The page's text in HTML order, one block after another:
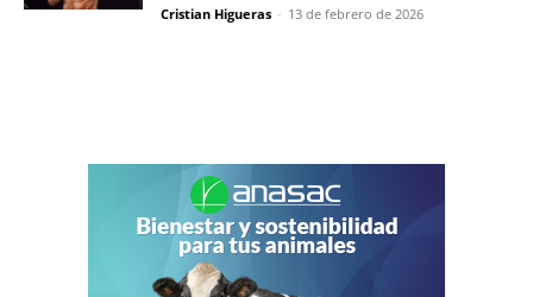
Cristian Higueras - 13 de febrero de 2026